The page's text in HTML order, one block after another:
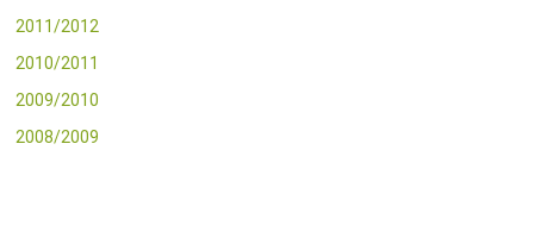
2011/2012
2010/2011
2009/2010
2008/2009